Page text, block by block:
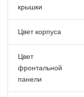
крышки
Цвет корпуса
Цвет
фронтальной
панели